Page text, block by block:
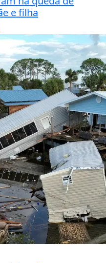
e filha